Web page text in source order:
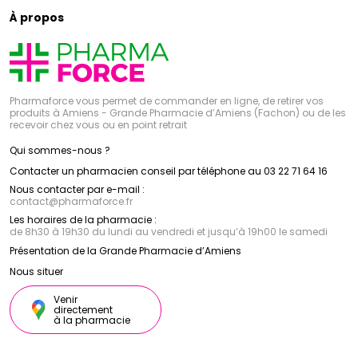
À propos
Pharmaforce vous permet de commander en ligne, de retirer vos
produits à Amiens - Grande Pharmacie d’Amiens (Fachon) ou de les
recevoir chez vous ou en point retrait
Qui sommes-nous ?
Contacter un pharmacien conseil par téléphone au 03 22 71 64 16
Nous contacter par e-mail :
contact@pharmaforce.fr
Les horaires de la pharmacie :
de 8h30 à 19h30 du lundi au vendredi et jusqu’à 19h00 le samedi
Présentation de la Grande Pharmacie d’Amiens
Nous situer
Venir
directement
à la pharmacie